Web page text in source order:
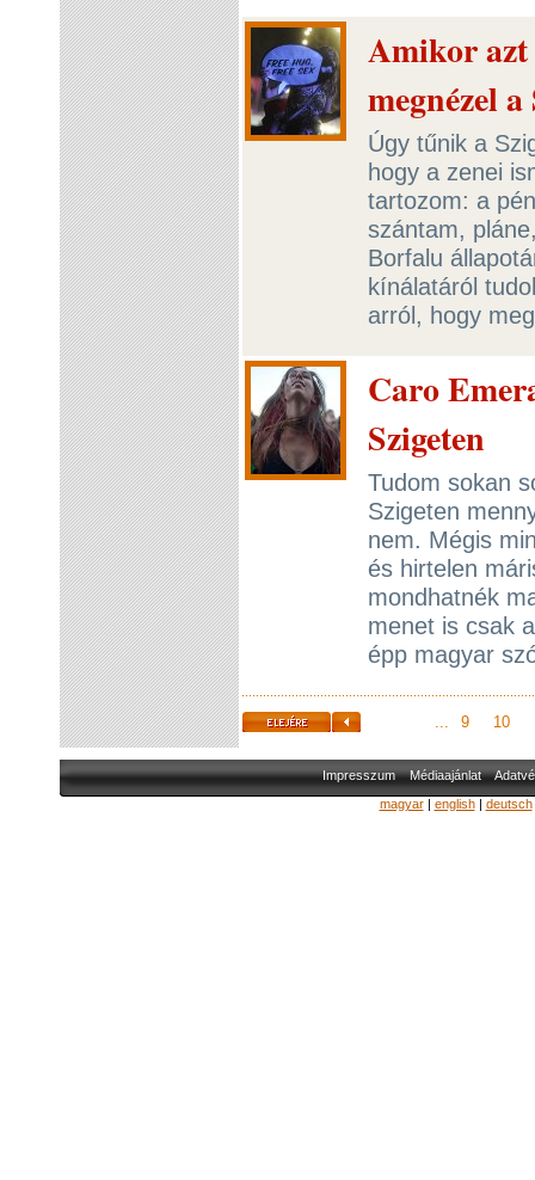
Amikor azt
megnézel
Úgy tűnik a
hogy a zenei
tartozom: a
szántam,
Borfalu
kínálatáról
arról, hogy
Caro
Szigeten
Tudom sokan
Szigeten
nem. Mégis
és hirtelen
mondhatnék
menet is csak
épp magyar
... 9 10
Impresszum Médiaajánlat
magyar| english| deutsch